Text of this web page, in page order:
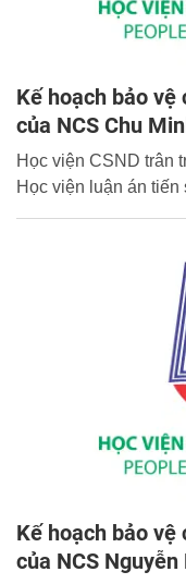
Kế hoạch bảo
của NCS Chu
Học viện CSND trân
Học viện luận án
Kế hoạch bảo
của NCS Nguyễn